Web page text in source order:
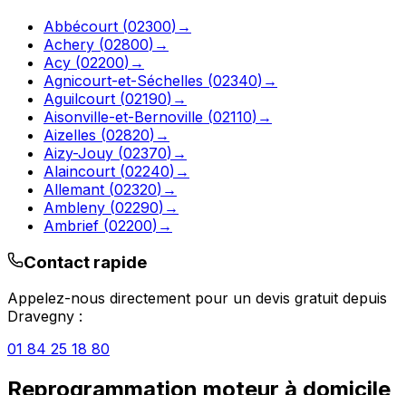
Abbécourt (02300) →
Achery (02800) →
Acy (02200) →
Agnicourt-et-Séchelles (02340) →
Aguilcourt (02190) →
Aisonville-et-Bernoville (02110) →
Aizelles (02820) →
Aizy-Jouy (02370) →
Alaincourt (02240) →
Allemant (02320) →
Ambleny (02290) →
Ambrief (02200) →
Contact rapide
Appelez-nous directement pour un devis gratuit depuis
Dravegny :
01 84 25 18 80
Reprogrammation moteur à domicile